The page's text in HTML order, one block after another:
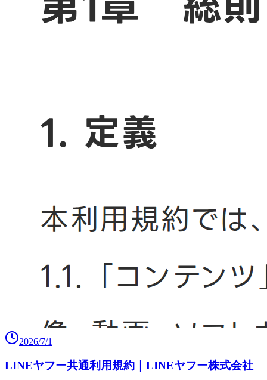
2026/7/1
LINEヤフー共通利用規約｜LINEヤフー株式会社